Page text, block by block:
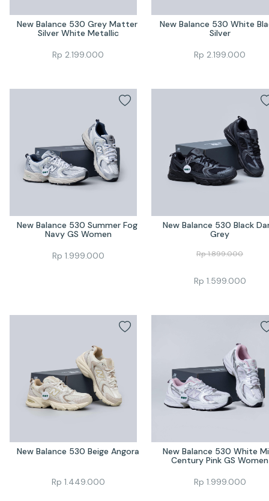
New Balance 530 Grey Matter
Silver White Metallic
Rp 2.199.000
New Balance 530 White
Silver
Rp 2.199.000
New Balance 530 Summer Fog
Navy GS Women
Rp 1.999.000
New Balance 530 Black
Grey
Rp1.899.000
Rp 1.599.000
New Balance 530 Beige Angora
Rp 1.449.000
New Balance 530 White
Century Pink GS Women
Rp 1.999.000